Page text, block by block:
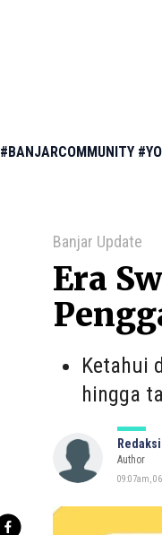
#BANJARCOMMUNITY
Banjar Update
Era
Ketahui
hingga
Author
09:07am,